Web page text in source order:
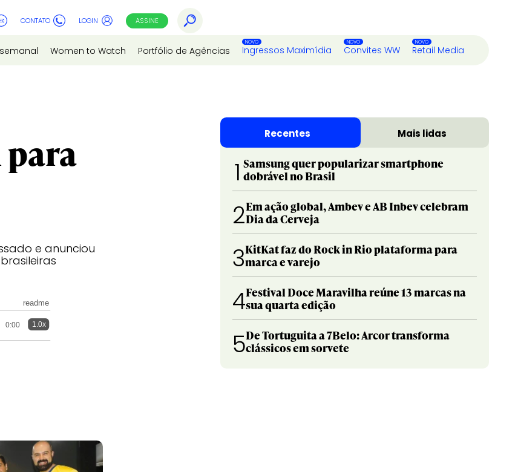
CONTATO LOGIN ASSINE
Women to Watch Portfólio de Agências Ingressos Maximídia Convites WW Retail Media
para
e anunciou
readme
0:00 1.0x
Recentes Mais lidas
1 Samsung quer popularizar smartphone
dobrável no Brasil
2Em ação global, Ambev e AB Inbev celebram
Dia da Cerveja
3KitKat faz do Rock in Rio plataforma para
marca e varejo
4Festival Doce Maravilha reúne 13 marcas na
sua quarta edição
5De Tortuguita a 7Belo: Arcor transforma
clássicos em sorvete